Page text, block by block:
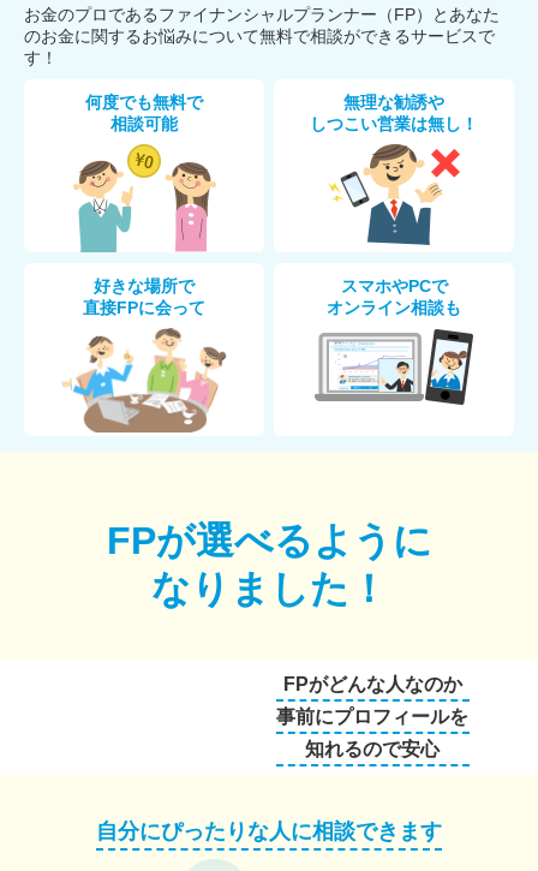
お金のプロであるファイナンシャルプランナー（FP）とあなた
のお金に関するお悩みについて無料で相談ができるサービスで
す！
何度でも無料で
相談可能
無理な勧誘や
しつこい営業は無し！
好きな場所で
直接FPに会って
スマホやPCで
オンライン相談も
FPが選べるように
なりました！
FPがどんな人なのか
事前にプロフィールを
知れるので安心
自分にぴったりな人に相談できます